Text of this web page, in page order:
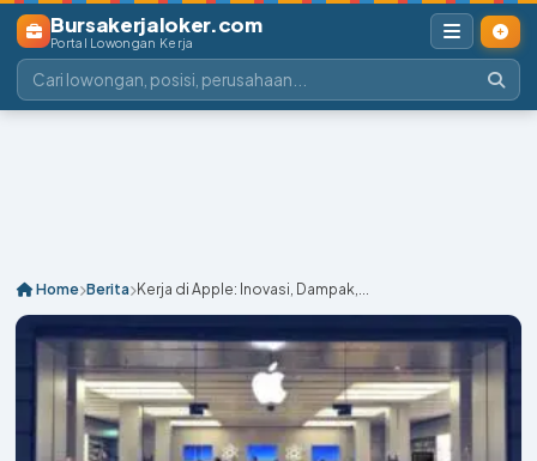
Bursakerjaloker.com
Portal Lowongan Kerja
Home Berita Kerja di Apple: Inovasi, Dampak,...